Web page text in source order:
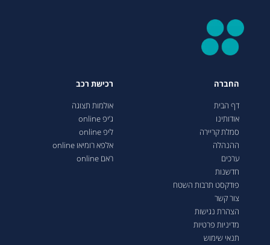
החברה
דף הבית
אודותינו
סמלת קריירה
ההנהלה
ערכים
חדשנות
פודקסט תרבות השטח
צור קשר
הצהרת נגישות
מדיניות פרטיות
תנאי שימוש
רכישת רכב
אולמות תצוגה
ג’יפ online
ליפ online
אלפא רומיאו online
ראם online